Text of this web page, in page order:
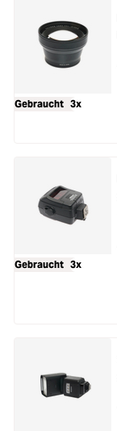
Gebraucht 3x
Gebraucht 3x